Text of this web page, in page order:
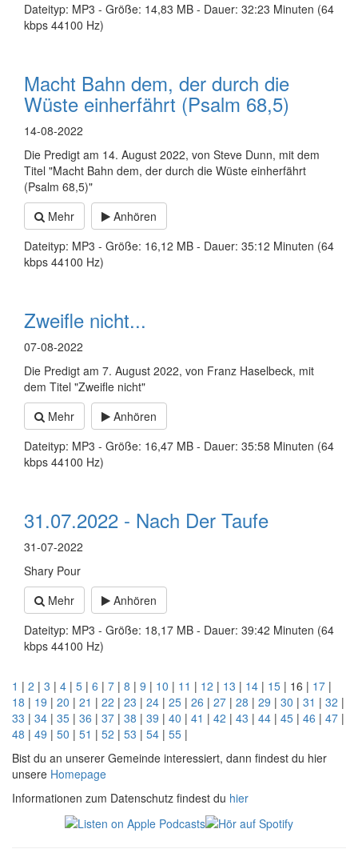
Dateityp: MP3 - Größe: 14,83 MB - Dauer: 32:23 Minuten (64
kbps 44100 Hz)
Macht Bahn dem, der durch die
Wüste einherfährt (Psalm 68,5)
14-08-2022
Die Predigt am 14. August 2022, von Steve Dunn, mit dem
Titel "Macht Bahn dem, der durch die Wüste einherfährt
(Psalm 68,5)"
Mehr
Anhören
Dateityp: MP3 - Größe: 16,12 MB - Dauer: 35:12 Minuten (64
kbps 44100 Hz)
Zweifle nicht...
07-08-2022
Die Predigt am 7. August 2022, von Franz Haselbeck, mit
dem Titel "Zweifle nicht"
Mehr
Anhören
Dateityp: MP3 - Größe: 16,47 MB - Dauer: 35:58 Minuten (64
kbps 44100 Hz)
31.07.2022 - Nach Der Taufe
31-07-2022
Shary Pour
Mehr
Anhören
Dateityp: MP3 - Größe: 18,17 MB - Dauer: 39:42 Minuten (64
kbps 44100 Hz)
1 | 2 | 3 | 4 | 5 | 6 | 7 | 8 | 9 | 10 | 11 | 12 | 13 | 14 | 15 | 16 | 17 |
18 | 19 | 20 | 21 | 22 | 23 | 24 | 25 | 26 | 27 | 28 | 29 | 30 | 31 | 32 |
33 | 34 | 35 | 36 | 37 | 38 | 39 | 40 | 41 | 42 | 43 | 44 | 45 | 46 | 47 |
48 | 49 | 50 | 51 | 52 | 53 | 54 | 55 |
Bist du an unserer Gemeinde interessiert, dann findest du hier
unsere Homepage
Informationen zum Datenschutz findest du hier